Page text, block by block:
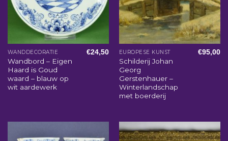
WANDDECORATIE
Wandbord – Eigen
Haard is Goud
waard – blauw op
wit aardewerk
€24,50 EUROPESE KUNST
Schilderij Johan
Georg
Gerstenhauer –
Winterlandschap
met boerderij
€95,00